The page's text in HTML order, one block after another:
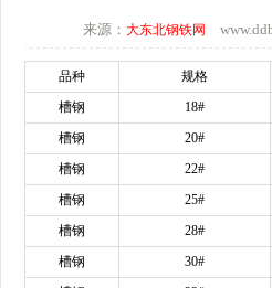
来源：大东北钢铁网
品种 规格
槽钢
18#
槽钢
20#
槽钢
22#
槽钢
25#
槽钢
28#
槽钢
30#